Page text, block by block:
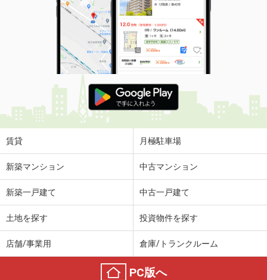
賃貸 月極駐車場
新築マンション 中古マンション
新築一戸建て 中古一戸建て
土地を探す 投資物件を探す
店舗/事業用 倉庫/トランクルーム
PC版へ